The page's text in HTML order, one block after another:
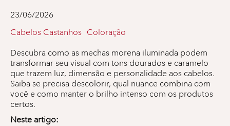
23/06/2026
Cabelos Castanhos Coloração
Descubra como as mechas morena iluminada podem
transformar seu visual com tons dourados e caramelo
que trazem luz, dimensão e personalidade aos cabelos.
Saiba se precisa descolorir, qual nuance combina com
você e como manter o brilho intenso com os produtos
certos.
Neste artigo: